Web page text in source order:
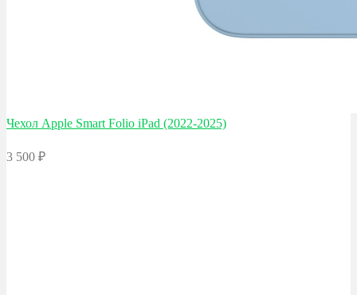
Чехол Apple Smart Folio iPad (2022-2025)
3 500 ₽